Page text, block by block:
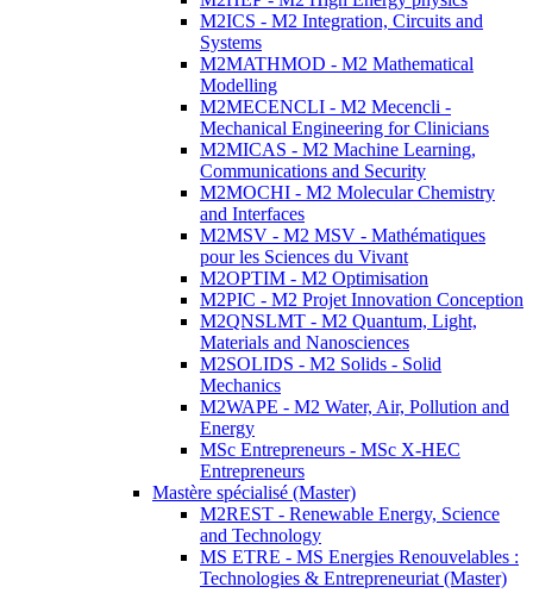
M2ICS - M2 Integration, Circuits and
Systems
M2MATHMOD - M2 Mathematical
Modelling
M2MECENCLI - M2 Mecencli -
Mechanical Engineering for Clinicians
M2MICAS - M2 Machine Learning,
Communications and Security
M2MOCHI - M2 Molecular Chemistry
and Interfaces
M2MSV - M2 MSV - Mathématiques
pour les Sciences du Vivant
M2OPTIM - M2 Optimisation
M2PIC - M2 Projet Innovation Conception
M2QNSLMT - M2 Quantum, Light,
Materials and Nanosciences
M2SOLIDS - M2 Solids - Solid
Mechanics
M2WAPE - M2 Water, Air, Pollution and
Energy
MSc Entrepreneurs - MSc X-HEC
Entrepreneurs
Mastère spécialisé (Master)
M2REST - Renewable Energy, Science
and Technology
MS ETRE - MS Energies Renouvelables :
Technologies & Entrepreneuriat (Master)